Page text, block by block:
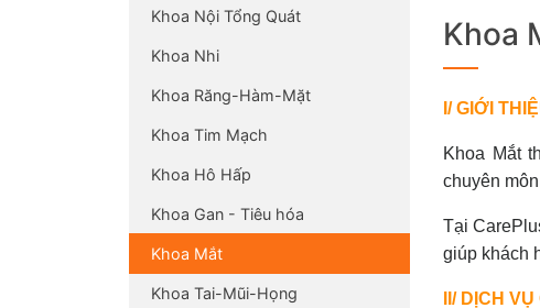
Khoa
I/ GIỚI
Khoa Mắt
chuyên
Tại
giúp khách
II/ DỊCH
Khoa Nội Tổng Quát
Khoa Nhi
Khoa Răng-Hàm-Mặt
Khoa Tim Mạch
Khoa Hô Hấp
Khoa Gan - Tiêu hóa
Khoa Mắt
Khoa Tai-Mũi-Họng